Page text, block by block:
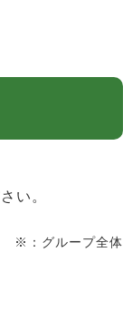
い。
※：グループ全体